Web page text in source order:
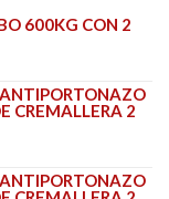
600KG CON 2
CREMALLERA 2